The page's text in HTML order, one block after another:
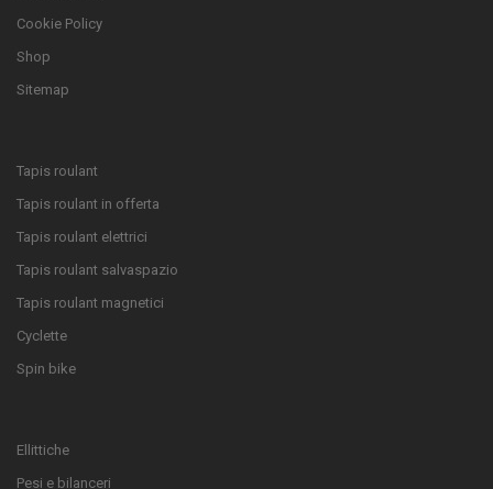
Cookie Policy
Shop
Sitemap
Tapis roulant
Tapis roulant in offerta
Tapis roulant elettrici
Tapis roulant salvaspazio
Tapis roulant magnetici
Cyclette
Spin bike
Ellittiche
Pesi e bilanceri